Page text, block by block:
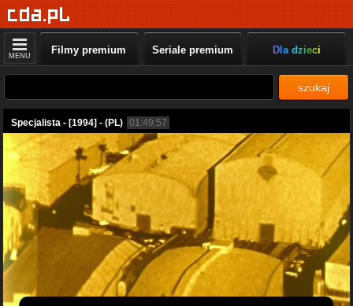
MENU Filmy premium Seriale premium Dla dzieci
szukaj
Specjalista - [1994] - (PL) 01:49:57